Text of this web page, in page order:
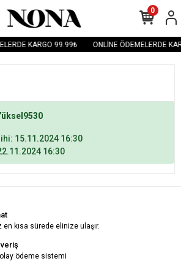
KARGO 99.99₺ ONLİNE ÖDEMELERDE
0
15.11.2024 16:30
16:30
en kısa sürede elinize ulaşır.
ödeme sistemi